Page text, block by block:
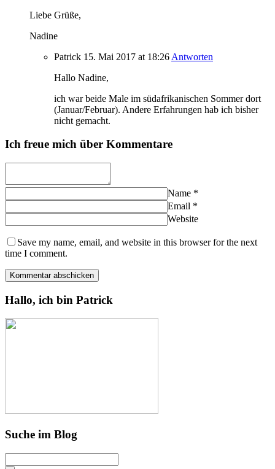
Liebe Grüße,
Nadine
Patrick 15. Mai 2017 at 18:26 Antworten
Hallo Nadine,
ich war beide Male im südafrikanischen Sommer dort
(Januar/Februar). Andere Erfahrungen hab ich bisher
nicht gemacht.
Ich freue mich über Kommentare
Name *
Email *
Website
Save my name, email, and website in this browser for the next
time I comment.
Hallo, ich bin Patrick
Suche im Blog